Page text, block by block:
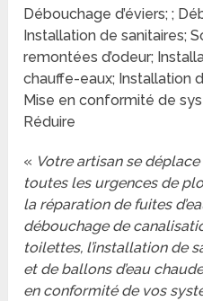
Débouchage d’éviers; ;
Installation de sanitaires;
remontées d’odeur;
chauffe-eaux; Installation
Mise en conformité de
Réduire
« Votre artisan se
toutes les urgences de
la réparation de fuites
débouchage de
toilettes, l’installation de
et de ballons d’eau
en conformité de vos